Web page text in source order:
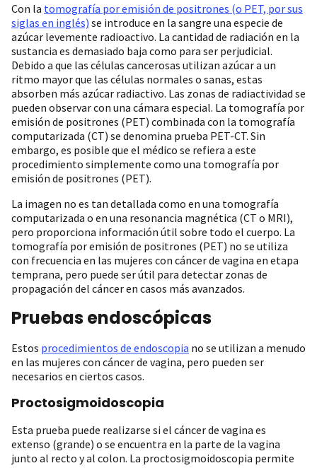
Con la tomografía por emisión de positrones (o PET, por sus
siglas en inglés) se introduce en la sangre una especie de
azúcar levemente radioactivo. La cantidad de radiación en la
sustancia es demasiado baja como para ser perjudicial.
Debido a que las células cancerosas utilizan azúcar a un
ritmo mayor que las células normales o sanas, estas
absorben más azúcar radiactivo. Las zonas de radiactividad se
pueden observar con una cámara especial. La tomografía por
emisión de positrones (PET) combinada con la tomografía
computarizada (CT) se denomina prueba PET-CT. Sin
embargo, es posible que el médico se refiera a este
procedimiento simplemente como una tomografía por
emisión de positrones (PET).
La imagen no es tan detallada como en una tomografía
computarizada o en una resonancia magnética (CT o MRI),
pero proporciona información útil sobre todo el cuerpo. La
tomografía por emisión de positrones (PET) no se utiliza
con frecuencia en las mujeres con cáncer de vagina en etapa
temprana, pero puede ser útil para detectar zonas de
propagación del cáncer en casos más avanzados.
Pruebas endoscópicas
Estos procedimientos de endoscopia no se utilizan a menudo
en las mujeres con cáncer de vagina, pero pueden ser
necesarios en ciertos casos.
Proctosigmoidoscopia
Esta prueba puede realizarse si el cáncer de vagina es
extenso (grande) o se encuentra en la parte de la vagina
junto al recto y al colon. La proctosigmoidoscopia permite